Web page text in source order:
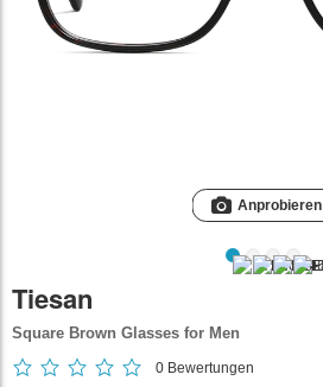
Anprobieren
Tiesan
Square Brown Glasses for Men
0 Bewertungen